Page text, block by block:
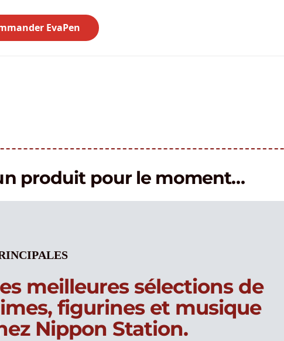
EvaPen
produit pour le moment…
meilleures sélections de
figurines et musique
Nippon Station.